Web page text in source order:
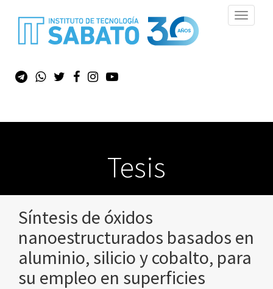
Toggle
Tesis
Síntesis de óxidos
nanoestructurados basados en
aluminio, silicio y cobalto, para
su empleo en superficies